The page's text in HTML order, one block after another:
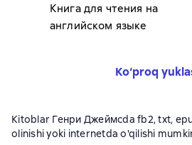
Книга для чтения на
английском языке
Ko‘proq
Kitoblar Генри Джеймсda fb2, txt,
olinishi yoki internetda o'qilishi